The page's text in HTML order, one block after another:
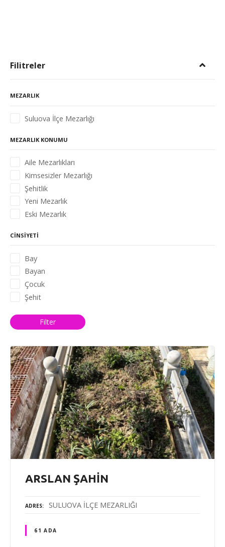
Filitreler
MEZARLIK
Suluova İlçe Mezarlığı
MEZARLIK KONUMU
Aile Mezarlıkları
Kimsesizler Mezarlığı
Şehitlik
Yeni Mezarlık
Eski Mezarlık
CINSIYETI
Bay
Bayan
Çocuk
Şehit
Filter
ARSLAN ŞAHİN
ADRES SULUOVA İLÇE MEZARLIĞI
61 ADA